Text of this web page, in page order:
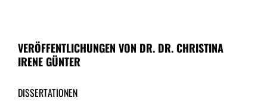
VERÖFFENTLICHUNGEN VON DR. DR. CHRISTINA
IRENE GÜNTER
DISSERTATIONEN